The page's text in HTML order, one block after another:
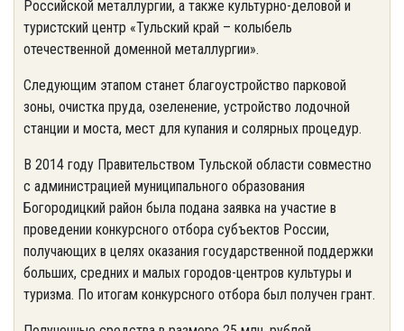
Российской металлургии, а также культурно-деловой и
туристский центр «Тульский край – колыбель
отечественной доменной металлургии».
Следующим этапом станет благоустройство парковой
зоны, очистка пруда, озеленение, устройство лодочной
станции и моста, мест для купания и солярных процедур.
В 2014 году Правительством Тульской области совместно
с администрацией муниципального образования
Богородицкий район была подана заявка на участие в
проведении конкурсного отбора субъектов России,
получающих в целях оказания государственной поддержки
больших, средних и малых городов-центров культуры и
туризма. По итогам конкурсного отбора был получен грант.